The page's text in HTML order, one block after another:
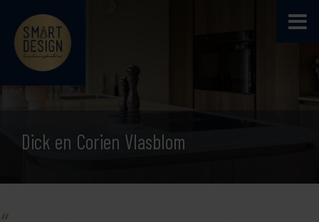
Dick en Corien Vlasblom